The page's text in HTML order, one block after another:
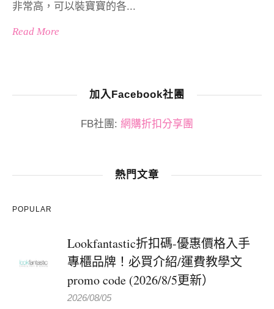
非常高，可以裝寶寶的各...
Read More
加入Facebook社團
FB社團: 網購折扣分享團
熱門文章
POPULAR
Lookfantastic折扣碼-優惠價格入手
專櫃品牌！必買介紹/運費教學文
promo code (2026/8/5更新）
2026/08/05